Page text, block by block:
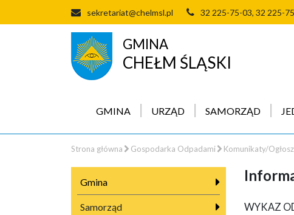
sekretariat@chelmsl.pl 32 225-75-03, 32 225-
GMINA
CHEŁM ŚLĄSKI
GMINA URZĄD SAMORZĄD
Strona główna Gospodarka Odpadami Komunikaty/
Gmina
Samorząd
WYKAZ